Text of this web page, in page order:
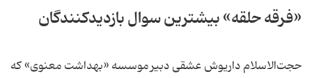
«فرقه حلقه» بیشترین سوال بازدیدکنندگان
حجت‌الاسلام داریوش عشقی دبیر موسسه «بهداشت معنوی» که